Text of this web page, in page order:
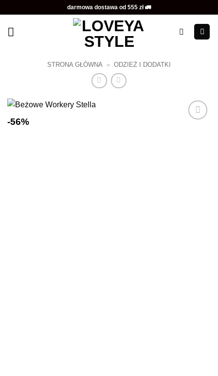
zawartości
darmowa dostawa od 555 zł 🚛
STRONA GŁÓWNA » ODZIEŻ I DODATKI
-56%